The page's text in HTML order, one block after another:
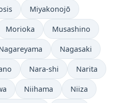
Miyakonojō
Morioka Musashino
Nagasaki
Nara-shi Narita
Niihama Niiza